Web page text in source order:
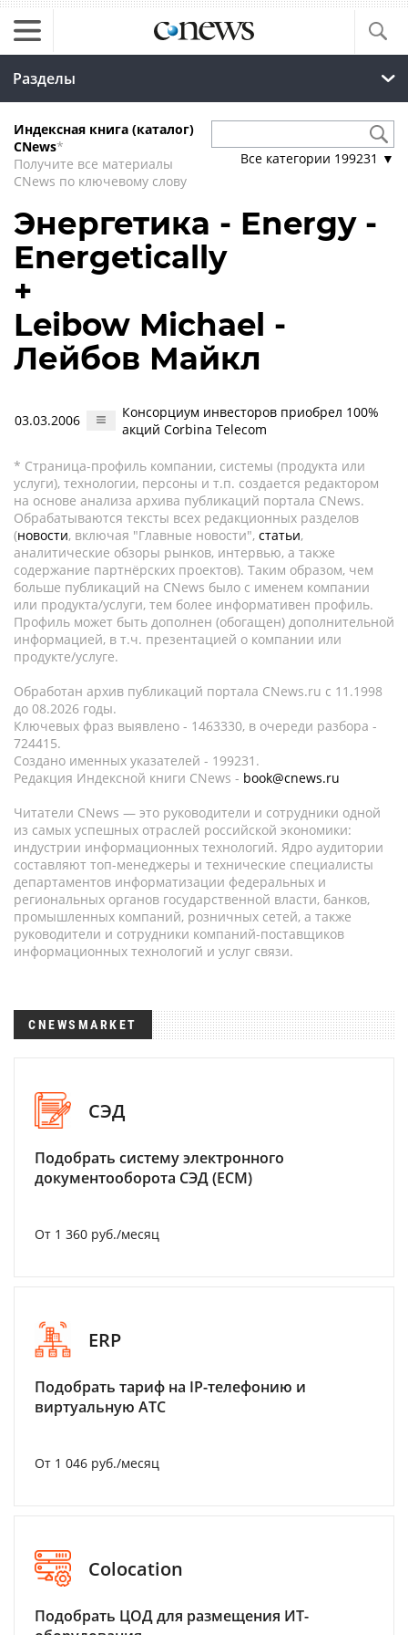
Разделы
Индексная книга (каталог)
CNews*
Получите все материалы
CNews по ключевому слову
Все категории 199231 ▼
Энергетика - Energy -
Energetically
+
Leibow Michael -
Лейбов Майкл
03.03.2006
Консорциум инвесторов приобрел 100%
акций Corbina Telecom
* Страница-профиль компании, системы (продукта или
услуги), технологии, персоны и т.п. создается редактором
на основе анализа архива публикаций портала CNews.
Обрабатываются тексты всех редакционных разделов
(новости, включая "Главные новости", статьи,
аналитические обзоры рынков, интервью, а также
содержание партнёрских проектов). Таким образом, чем
больше публикаций на CNews было с именем компании
или продукта/услуги, тем более информативен профиль.
Профиль может быть дополнен (обогащен) дополнительной
информацией, в т.ч. презентацией о компании или
продукте/услуге.
Обработан архив публикаций портала CNews.ru c 11.1998
до 08.2026 годы.
Ключевых фраз выявлено - 1463330, в очереди разбора -
724415.
Создано именных указателей - 199231.
Редакция Индексной книги CNews - book@cnews.ru
Читатели CNews — это руководители и сотрудники одной
из самых успешных отраслей российской экономики:
индустрии информационных технологий. Ядро аудитории
составляют топ-менеджеры и технические специалисты
департаментов информатизации федеральных и
региональных органов государственной власти, банков,
промышленных компаний, розничных сетей, а также
руководители и сотрудники компаний-поставщиков
информационных технологий и услуг связи.
CNEWSMARKET
СЭД
Подобрать систему электронного
документооборота СЭД (ECM)
От 1 360 руб./месяц
ERP
Подобрать тариф на IP-телефонию и
виртуальную АТС
От 1 046 руб./месяц
Colocation
Подобрать ЦОД для размещения ИТ-